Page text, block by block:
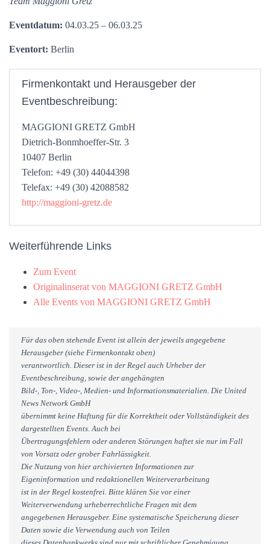
Eventdatum: 04.03.25 – 06.03.25
Eventort: Berlin
Firmenkontakt und Herausgeber der
Eventbeschreibung:
MAGGIONI GRETZ GmbH
Dietrich-Bonmhoeffer-Str. 3
10407 Berlin
Telefon: +49 (30) 44044398
Telefax: +49 (30) 42088582
http://maggioni-gretz.de
Weiterführende Links
Zum Event
Originalinserat von MAGGIONI GRETZ GmbH
Alle Events von MAGGIONI GRETZ GmbH
Für das oben stehende Event ist allein der jeweils angegebene
Herausgeber (siehe Firmenkontakt oben)
verantwortlich. Dieser ist in der Regel auch Urheber der
Eventbeschreibung, sowie der angehängten
Bild-, Ton-, Video-, Medien- und Informationsmaterialien. Die United
News Network GmbH
übernimmt keine Haftung für die Korrektheit oder Vollständigkeit des
dargestellten Events. Auch bei
Übertragungsfehlern oder anderen Störungen haftet sie nur im Fall
von Vorsatz oder grober Fahrlässigkeit.
Die Nutzung von hier archivierten Informationen zur
Eigeninformation und redaktionellen Weiterverarbeitung
ist in der Regel kostenfrei. Bitte klären Sie vor einer
Weiterverwendung urheberrechtliche Fragen mit dem
angegebenen Herausgeber. Eine systematische Speicherung dieser
Daten sowie die Verwendung auch von Teilen